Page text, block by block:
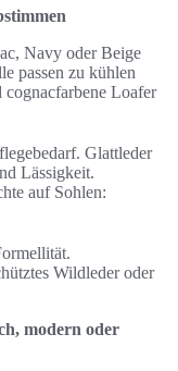
Navy oder Beige
passen zu kühlen
Loafer
Glattleder
Lässigkeit.
auf Sohlen:
Wildleder oder
modern oder